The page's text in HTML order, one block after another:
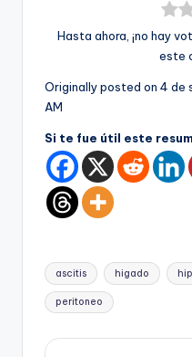
Hasta ahora, ¡no hay
este
Originally posted on 4 de
AM
Si te fue útil este
Etiquetas:
ascitis higado
peritoneo